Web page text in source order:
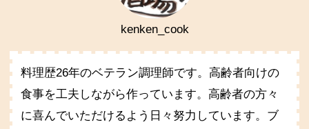
kenken_cook
料理歴26年のベテラン調理師です。高齢者向けの
食事を工夫しながら作っています。高齢者の方々
に喜んでいただけるよう日々努力しています。ブ